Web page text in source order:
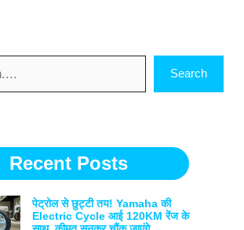
Search
Recent Posts
पेट्रोल से छुट्टी तय! Yamaha की
Electric Cycle आई 120KM रेंज के